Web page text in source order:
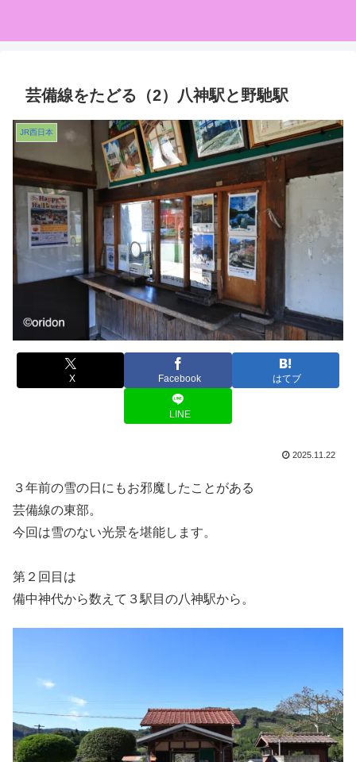
芸備線をたどる（2）八神駅と野馳駅
JR西日本
X Facebook はてブ
LINE
2025.11.22
３年前の雪の日にもお邪魔したことがある
芸備線の東部。
今回は雪のない光景を堪能します。
第２回目は
備中神代から数えて３駅目の八神駅から。